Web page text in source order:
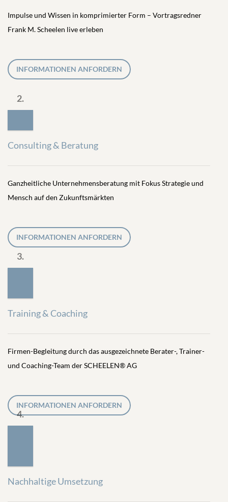
Impulse und Wissen in komprimierter Form – Vortragsredner
Frank M. Scheelen live erleben
INFORMATIONEN ANFORDERN
2.
Consulting & Beratung
Ganzheitliche Unternehmensberatung mit Fokus Strategie und
Mensch auf den Zukunftsmärkten
INFORMATIONEN ANFORDERN
3.
Training & Coaching
Firmen-Begleitung durch das ausgezeichnete Berater-, Trainer-
und Coaching-Team der SCHEELEN® AG
INFORMATIONEN ANFORDERN
4.
Nachhaltige Umsetzung